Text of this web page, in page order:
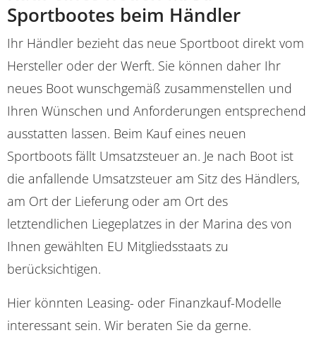
Sportbootes beim Händler
Ihr Händler bezieht das neue Sportboot direkt vom
Hersteller oder der Werft. Sie können daher Ihr
neues Boot wunschgemäß zusammenstellen und
Ihren Wünschen und Anforderungen entsprechend
ausstatten lassen. Beim Kauf eines neuen
Sportboots fällt Umsatzsteuer an. Je nach Boot ist
die anfallende Umsatzsteuer am Sitz des Händlers,
am Ort der Lieferung oder am Ort des
letztendlichen Liegeplatzes in der Marina des von
Ihnen gewählten EU Mitgliedsstaats zu
berücksichtigen.
Hier könnten Leasing- oder Finanzkauf-Modelle
interessant sein. Wir beraten Sie da gerne.